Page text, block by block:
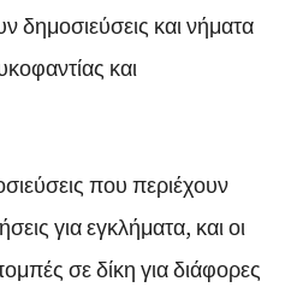
και νήματα
και
που περιέχουν
για εγκλήματα, και οι
σε δίκη για διάφορες